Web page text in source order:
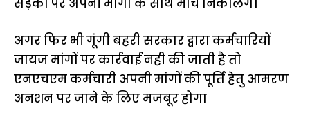
सड़कों पर अपनी मांगो के साथ मार्च निकालेंगे।
अगर फिर भी गूंगी बहरी सरकार द्वारा कर्मचारियों
जायज मांगों पर कार्रवाई नही की जाती है तो
एनएचएम कर्मचारी अपनी मांगों की पूर्ति हेतु आमरण
अनशन पर जाने के लिए मजबूर होगा